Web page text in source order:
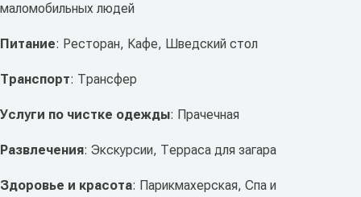
маломобильных людей
Питание: Ресторан, Кафе, Шведский стол
Транспорт: Трансфер
Услуги по чистке одежды: Прачечная
Развлечения: Экскурсии, Терраса для загара
Здоровье и красота: Парикмахерская, Спа и